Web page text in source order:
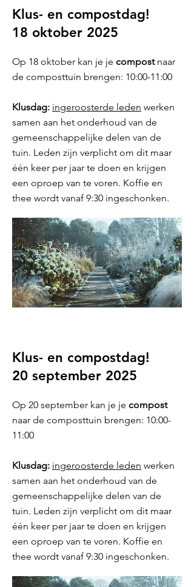
Klus- en compostdag!
18 oktober 2025
Op 18 oktober kan je je compostnaar
de composttuin brengen: 10:00-11:00
Klusdag: ingeroosterde leden werken
samen aan het onderhoud van de
gemeenschappelijke delen van de
tuin. Leden zijn verplicht om dit maar
één keer per jaar te doen en krijgen
een oproep van te voren. Koffie en
thee wordt vanaf 9:30 ingeschonken.
Klus- en compostdag!
20 september 2025
Op 20 september kan je je compost
naar de composttuin brengen: 10:00-
11:00
Klusdag: ingeroosterde leden werken
samen aan het onderhoud van de
gemeenschappelijke delen van de
tuin. Leden zijn verplicht om dit maar
één keer per jaar te doen en krijgen
een oproep van te voren. Koffie en
thee wordt vanaf 9:30 ingeschonken.